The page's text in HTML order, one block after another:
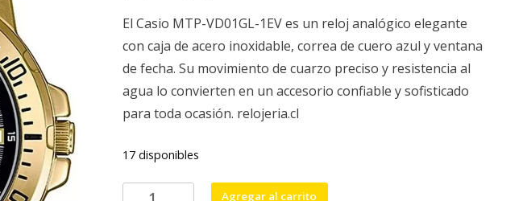
original
era:
$49,990.
actual
es:
$39,990.
El Casio MTP-VD01GL-1EV es un reloj analógico elegante
con caja de acero inoxidable, correa de cuero azul y ventana
de fecha. Su movimiento de cuarzo preciso y resistencia al
agua lo convierten en un accesorio confiable y sofisticado
para toda ocasión. relojeria.cl
17 disponibles
Reloj
Agregar al carrito